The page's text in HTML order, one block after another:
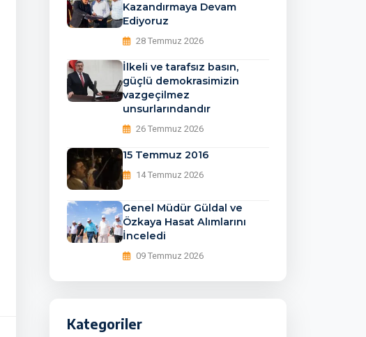
Kazandırmaya Devam
Ediyoruz
28 Temmuz 2026
İlkeli ve tarafsız basın,
güçlü demokrasimizin
vazgeçilmez
unsurlarındandır
26 Temmuz 2026
15 Temmuz 2016
14 Temmuz 2026
Genel Müdür Güldal ve
Özkaya Hasat Alımlarını
İnceledi
09 Temmuz 2026
Kategoriler